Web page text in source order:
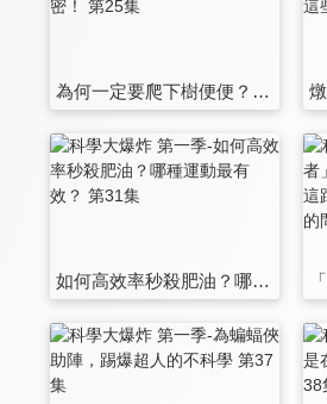
為何一定要爬下樹便便？樹獺的大便機密！ 第25集
如何高效率秒殺肥油？哪種運動最有效？ 第31集